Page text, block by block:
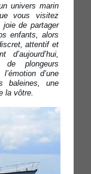
univers marin
vous visitez
joie de partager
enfants, alors
attentif et
de plongeurs
d’une
baleines, une
la vôtre.